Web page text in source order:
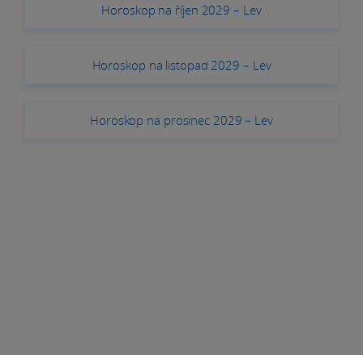
Horoskop na říjen 2029 – Lev
Horoskop na listopad 2029 – Lev
Horoskop na prosinec 2029 – Lev